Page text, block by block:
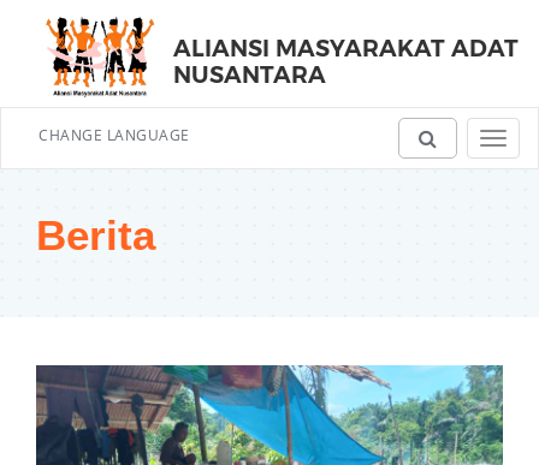
ALIANSI MASYARAKAT ADAT
NUSANTARA
CHANGE LANGUAGE
Berita